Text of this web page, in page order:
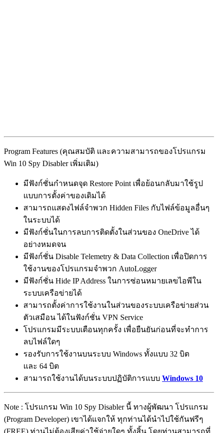
Program Features (คุณสมบัติ และความสามารถของโปรแกรม
Win 10 Spy Disabler เพิ่มเติม)
มีฟังก์ชั่นกำหนดจุด Restore Point เพื่อย้อนกลับมาใช้รูป
แบบการตั้งค่าของเดิมได้
สามารถแสดงไฟล์จำพวก Hidden Files กับไฟล์ข้อมูลอื่นๆ
ในระบบได้
มีฟังก์ชั่นในการลบการติดตั้งในส่วนของ OneDrive ได้
อย่างหมดจน
มีฟังก์ชั่น Disable Telemetry & Data Collection เพื่อปิดการ
ใช้งานของโปรแกรมจำพวก AutoLogger
มีฟังก์ชั่น Hide IP Address ในการซ่อนหมายเลขไอพีใน
ระบบเครือข่ายได้
สามารถตั้งค่าการใช้งานในส่วนของระบบเครือข่ายส่วน
ตัวเสมือน ได้ในฟังก์ชั่น VPN Service
โปรแกรมมีระบบเตือนทุกครั้ง เพื่อยืนยันก่อนที่จะทำการ
ลบไฟล์ใดๆ
รองรับการใช้งานบนระบบ Windows ทั้งแบบ 32 บิต
และ 64 บิต
สามารถใช้งานได้บนระบบปฏิบัติการแบบ Windows 10
Note : โปรแกรม Win 10 Spy Disabler นี้ ทางผู้พัฒนา โปรแกรม
(Program Developer) เขาได้แจกให้ ทุกท่านได้นำไปใช้กันฟรีๆ